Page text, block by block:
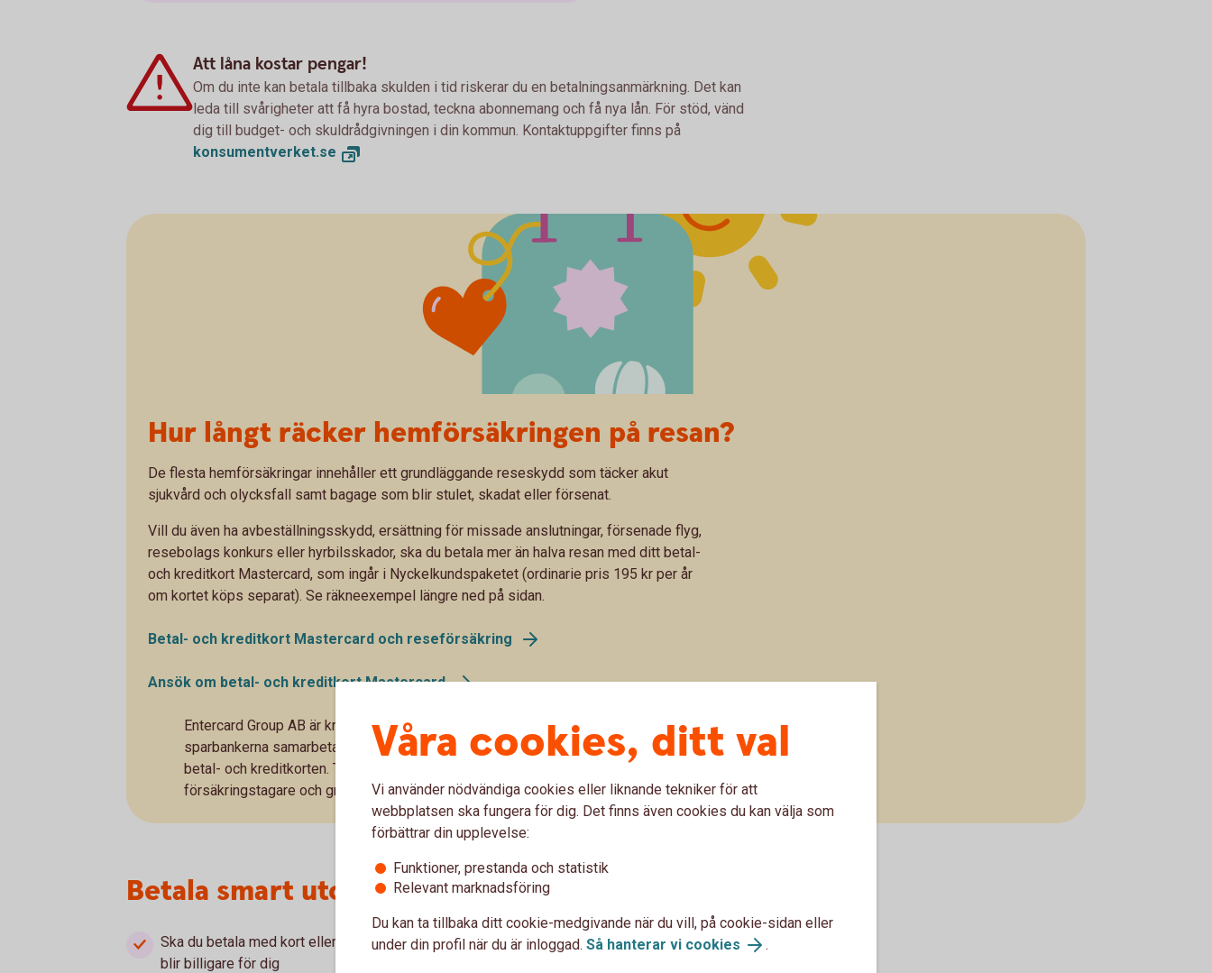
Att låna kostar pengar!
Om du inte kan betala tillbaka skulden i tid riskerar du en betalningsanmärkning. Det kan
leda till svårigheter att få hyra bostad, teckna abonnemang och få nya lån. För stöd, vänd
dig till budget- och skuldrådgivningen i din kommun. Kontaktuppgifter finns på
konsumentverket.se
Hur långt räcker hemförsäkringen på resan?
De flesta hemförsäkringar innehåller ett grundläggande reseskydd som täcker akut
sjukvård och olycksfall samt bagage som blir stulet, skadat eller försenat.
Vill du även ha avbeställningsskydd, ersättning för missade anslutningar, försenade flyg,
resebolags konkurs eller hyrbilsskador, ska du betala mer än halva resan med ditt betal-
och kreditkort Mastercard, som ingår i Nyckelkundspaketet (ordinarie pris 195 kr per år
om kortet köps separat). Se räkneexempel längre ned på sidan.
Betal- och kreditkort Mastercard och reseförsäkring
Ansök om betal- och kreditkort Mastercard
Entercard Group AB är kreditgivare av betal- och kreditkortet ovan. Swedbank AB och
sparbankerna samarbetar med Entercard Group AB och är kreditförmedlare avseende
betal- och kreditkorten. Trygg-Hansa är försäkringsgivare och Entercard är
försäkringstagare och gruppföreträdare.
Betala smart utomlands – våra tips
Ska du betala med kort eller ta ut pengar? Välj då alltid landets lokala valuta då det i regel
blir billigare för dig
Våra cookies, ditt val
Vi använder nödvändiga cookies eller liknande tekniker för att
webbplatsen ska fungera för dig. Det finns även cookies du kan välja som
förbättrar din upplevelse:
Funktioner, prestanda och statistik
Relevant marknadsföring
Du kan ta tillbaka ditt cookie-medgivande när du vill, på cookie-sidan eller
under din profil när du är inloggad. Så hanterar vi cookies .